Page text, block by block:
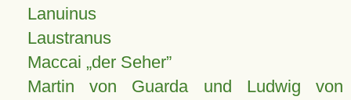
Lanuinus
Laustranus
Maccai „der Seher”
Martin von Guarda und Ludwig von